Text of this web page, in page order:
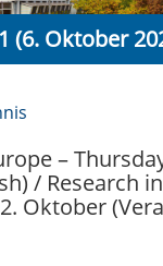
(6. Oktober
–
/ Research
Oktober